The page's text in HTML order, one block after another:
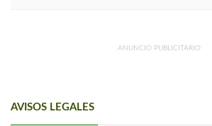
ANUNCIO PUBLICITARIO
AVISOS LEGALES